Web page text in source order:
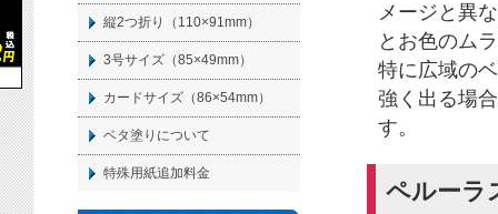
メージと異
とお色のム
特に広域の
強く出る場
す。
ペルーラ
縦2つ折り（110×91mm）
3号サイズ（85×49mm）
カードサイズ（86×54mm）
ベタ塗りについて
特殊用紙追加料金